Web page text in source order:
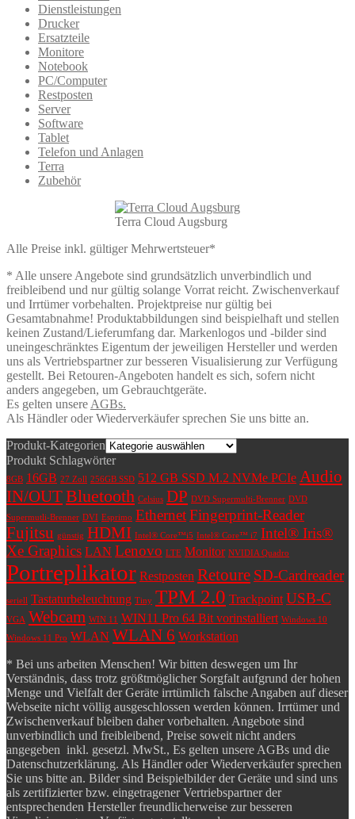
Dienstleistungen
Drucker
Ersatzteile
Monitore
Notebook
PC/Computer
Restposten
Server
Software
Tablet
Telefon und Anlagen
Terra
Zubehör
Terra Cloud Augsburg
Alle Preise inkl. gültiger Mehrwertsteuer*
* Alle unsere Angebote sind grundsätzlich unverbindlich und
freibleibend und nur gültig solange Vorrat reicht. Zwischenverkauf
und Irrtümer vorbehalten. Projektpreise nur gültig bei
Gesamtabnahme! Produktabbildungen sind beispielhaft und stellen
keinen Zustand/Lieferumfang dar. Markenlogos und -bilder sind
uneingeschränktes Eigentum der jeweiligen Hersteller und werden
uns als Vertriebspartner zur besseren Visualisierung zur Verfügung
gestellt. Bei Retouren-Angeboten handelt es sich, sofern nicht
anders angegeben, um Gebrauchtgeräte.
Es gelten unsereAGBs.
Als Händler oder Wiederverkäufer sprechen Sie uns bitte an.
Produkt-Kategorien
Produkt Schlagwörter
8GB 16GB 27 Zoll 256GB SSD 512 GB SSD M.2 NVMe PCIe Audio
IN/OUTBluetooth Celsius DP DVD Supermulti-Brenner DVD
Supermutli-Brenner DVI Esprimo EthernetFingerprint-Reader
Fujitsu günstig HDMI Intel® Core™i5 Intel® Core™ i7 Intel® Iris®
Xe Graphics LAN Lenovo LTE Monitor NVIDIA Quadro
Portreplikator Restposten Retoure SD-Cardreader
seriell Tastaturbeleuchtung Tiny TPM 2.0 Trackpoint USB-C
VGA Webcam WIN 11 WIN11 Pro 64 Bit vorinstalliert Windows 10
Windows 11 Pro WLAN WLAN 6 Workstation
* Bei uns arbeiten Menschen! Wir bitten deswegen um Ihr
Verständnis, dass trotz größtmöglicher Sorgfalt aufgrund der hohen
Menge und Vielfalt der Geräte irrtümlich falsche Angaben auf dieser
Webseite nicht völlig ausgeschlossen werden können. Irrtümer und
Zwischenverkauf bleiben daher vorbehalten. Angebote sind
unverbindlich und freibleibend, Preise soweit nicht anders
angegeben inkl. gesetzl. MwSt., Es gelten unsere AGBs und die
Datenschutzerklärung. Als Händler oder Wiederverkäufer sprechen
Sie uns bitte an. Bilder sind Beispielbilder der Geräte und sind uns
als zertifizierter bzw. eingetragener Vertriebspartner der
entsprechenden Hersteller freundlicherweise zur besseren